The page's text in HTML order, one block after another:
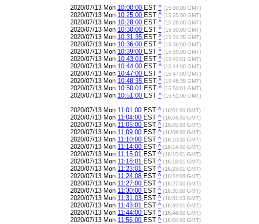
2020/07/13 Mon 10:00:00 EST ^ (15:00:00 GMT)
2020/07/13 Mon 10:25:00 EST ^ (15:25:00 GMT)
2020/07/13 Mon 10:28:00 EST ^ (15:28:00 GMT)
2020/07/13 Mon 10:30:00 EST ^ (15:30:00 GMT)
2020/07/13 Mon 10:31:35 EST ^ (15:31:35 GMT)
2020/07/13 Mon 10:36:00 EST ^ (15:36:00 GMT)
2020/07/13 Mon 10:39:00 EST ^ (15:39:00 GMT)
2020/07/13 Mon 10:43:01 EST ^ (15:43:01 GMT)
2020/07/13 Mon 10:44:00 EST ^ (15:44:00 GMT)
2020/07/13 Mon 10:47:00 EST ^ (15:47:00 GMT)
2020/07/13 Mon 10:48:35 EST ^ (15:48:35 GMT)
2020/07/13 Mon 10:50:01 EST ^ (15:50:01 GMT)
2020/07/13 Mon 10:51:00 EST ^ (15:51:00 GMT)
2020/07/13 Mon 11:01:00 EST ^ (16:01:00 GMT)
2020/07/13 Mon 11:04:00 EST ^ (16:04:00 GMT)
2020/07/13 Mon 11:05:00 EST ^ (16:05:00 GMT)
2020/07/13 Mon 11:09:00 EST ^ (16:09:00 GMT)
2020/07/13 Mon 11:10:00 EST ^ (16:10:00 GMT)
2020/07/13 Mon 11:14:00 EST ^ (16:14:00 GMT)
2020/07/13 Mon 11:15:01 EST ^ (16:15:01 GMT)
2020/07/13 Mon 11:18:01 EST ^ (16:18:01 GMT)
2020/07/13 Mon 11:23:01 EST ^ (16:23:01 GMT)
2020/07/13 Mon 11:24:08 EST ^ (16:24:08 GMT)
2020/07/13 Mon 11:27:00 EST ^ (16:27:00 GMT)
2020/07/13 Mon 11:30:00 EST ^ (16:30:00 GMT)
2020/07/13 Mon 11:31:03 EST ^ (16:31:03 GMT)
2020/07/13 Mon 11:43:01 EST ^ (16:43:01 GMT)
2020/07/13 Mon 11:44:00 EST ^ (16:44:00 GMT)
2020/07/13 Mon 11:56:00 EST ^ (16:56:00 GMT)